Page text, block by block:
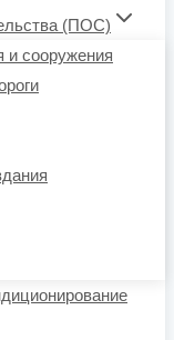
(ПОС)
сооружения